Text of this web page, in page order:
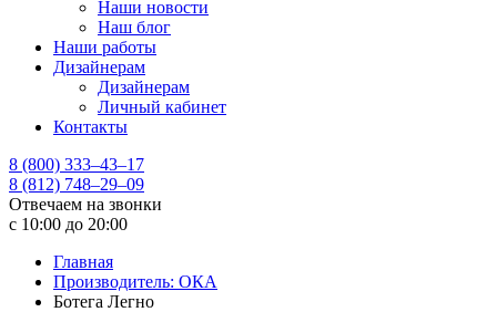
Наши новости
Наш блог
Наши работы
Дизайнерам
Дизайнерам
Личный кабинет
Контакты
8 (800) 333–43–17
8 (812) 748–29–09
Отвечаем на звонки
с 10:00 до 20:00
Главная
Производитель: ОКА
Ботега Легно